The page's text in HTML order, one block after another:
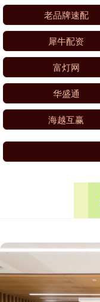
老品牌速配
犀牛配资
富灯网
华盛通
海越互赢